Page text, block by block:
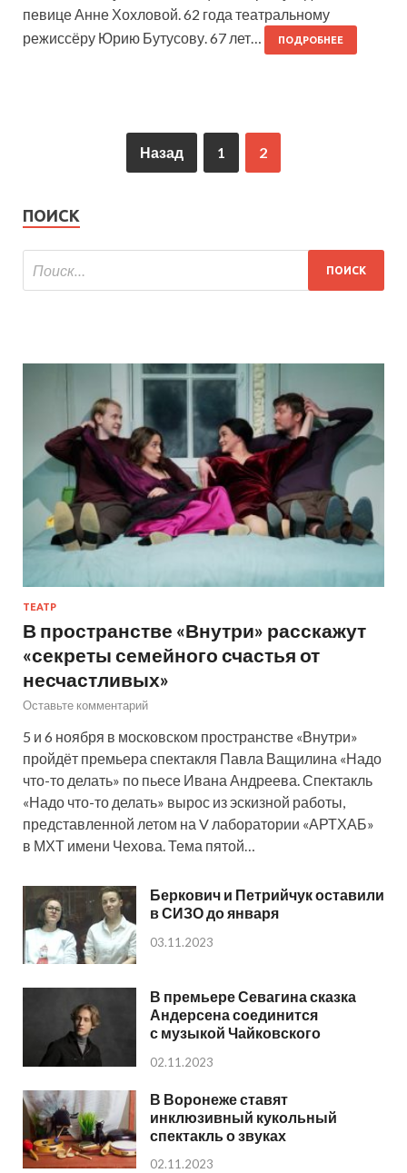
певице Анне Хохловой. 62 года театральному
режиссёру Юрию Бутусову. 67 лет…
ПОДРОБНЕЕ
Назад 1 2
ПОИСК
ТЕАТР
В пространстве «Внутри» расскажут
«секреты семейного счастья от
несчастливых»
Оставьте комментарий
5 и 6 ноября в московском пространстве «Внутри»
пройдёт премьера спектакля Павла Ващилина «Надо
что-то делать» по пьесе Ивана Андреева. Спектакль
«Надо что-то делать» вырос из эскизной работы,
представленной летом на V лаборатории «АРТХАБ»
в МХТ имени Чехова. Тема пятой…
Беркович и Петрийчук оставили
в СИЗО до января
03.11.2023
В премьере Севагина сказка
Андерсена соединится
с музыкой Чайковского
02.11.2023
В Воронеже ставят
инклюзивный кукольный
спектакль о звуках
02.11.2023